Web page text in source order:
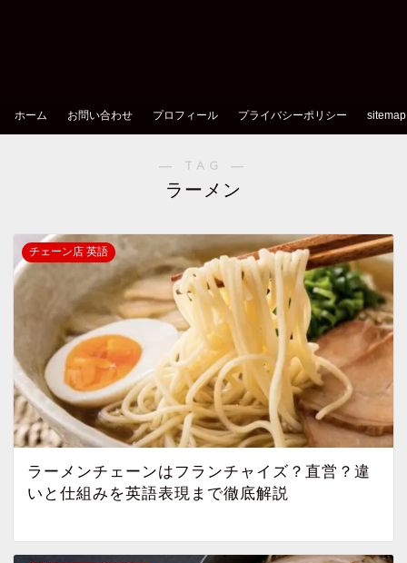
ホーム お問い合わせ プロフィール プライバシーポリシー sitemap
― TAG ―
ラーメン
チェーン店 英語
ラーメンチェーンはフランチャイズ？直営？違
いと仕組みを英語表現まで徹底解説